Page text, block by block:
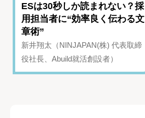
ESは30秒しか読まれない？採
用担当者に“効率良く伝わる文
章術”
新井翔太（NINJAPAN(株) 代表取締
役社長、Abuild就活創設者）